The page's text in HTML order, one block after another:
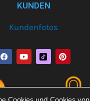
KUNDEN
Kundenfotos
F
a
c
b
o
o
Y
o
u
b
e
P
i
n
e
r
e